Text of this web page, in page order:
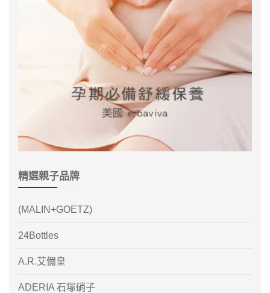
精選親子品牌
(MALIN+GOETZ)
24Bottles
A.R.艾儞皇
ADERIA 石塚硝子